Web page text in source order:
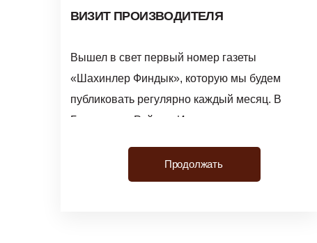
ВИЗИТ ПРОИЗВОДИТЕЛЯ
Вышел в свет первый номер газеты
«Шахинлер Финдык», которую мы будем
публиковать регулярно каждый месяц. В
Гюргентепе Районы Ишиктепе, ...
Продолжать